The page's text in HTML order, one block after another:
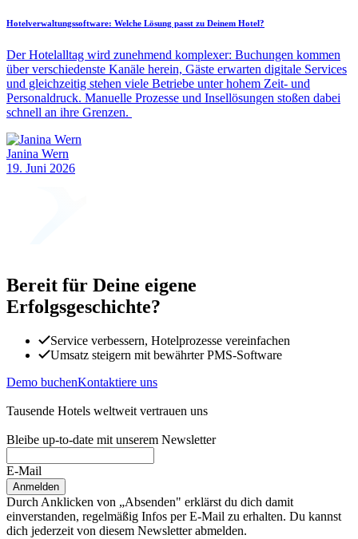
Hotelverwaltungssoftware: Welche Lösung passt zu Deinem Hotel?
Der Hotelalltag wird zunehmend komplexer: Buchungen kommen
über verschiedenste Kanäle herein, Gäste erwarten digitale Services
und gleichzeitig stehen viele Betriebe unter hohem Zeit- und
Personaldruck. Manuelle Prozesse und Insellösungen stoßen dabei
schnell an ihre Grenzen.
Janina Wern
19. Juni 2026
Bereit für Deine eigene
Erfolgsgeschichte?
Service verbessern, Hotelprozesse vereinfachen
Umsatz steigern mit bewährter PMS-Software
Demo buchenKontaktiere uns
Tausende Hotels weltweit vertrauen uns
Bleibe up-to-date mit unserem Newsletter
E-Mail
Anmelden
Durch Anklicken von „Absenden" erklärst du dich damit
einverstanden, regelmäßig Infos per E-Mail zu erhalten. Du kannst
dich jederzeit von diesem Newsletter abmelden.